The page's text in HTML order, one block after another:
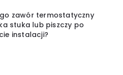
zawór termostatyczny
stuka lub piszczy po
instalacji?